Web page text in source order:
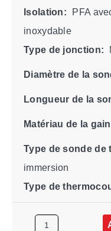
Isolation:
PFA
inoxydable
Type de jonction:
Diamètre de la
Longueur de la
Matériau de la
Type de sonde de
immersion
Type de